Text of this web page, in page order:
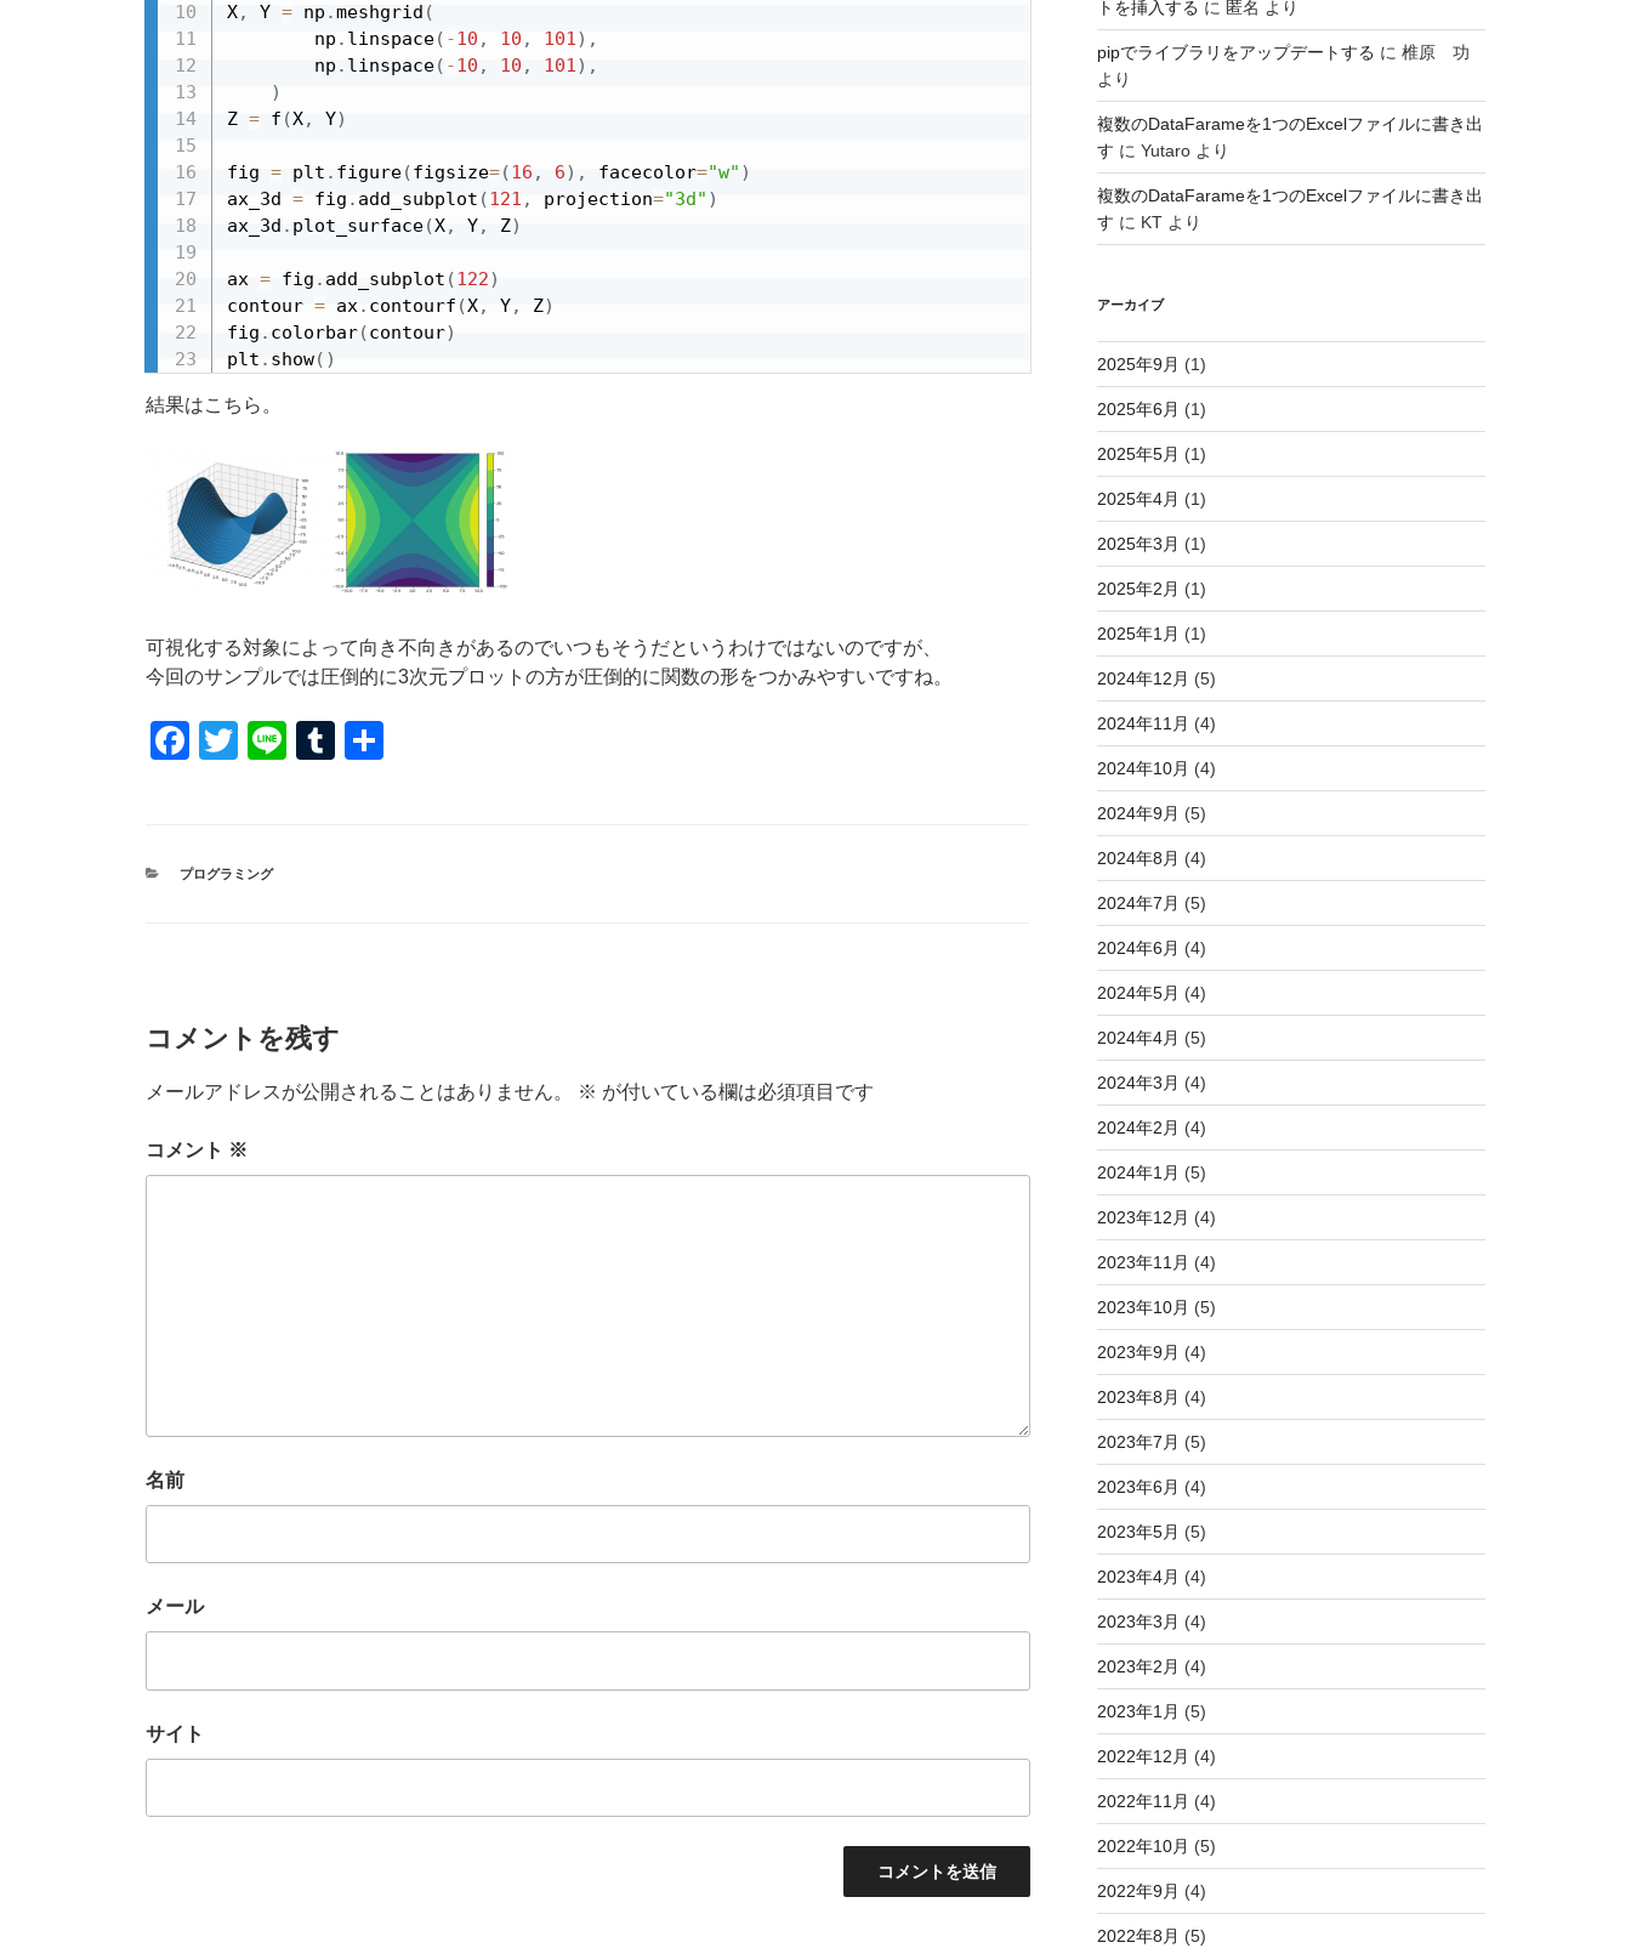
X, Y = np .meshgrid (
        np
. linspace( -10 , 10 , 101) ,
        np
. linspace( -10 , 10 , 101) ,
)
Z = f (X, Y)
fig = plt . figure(figsize=(16 , 6) , facecolor="w" )
ax_3d = fig . add_subplot (121 , projection="3d" )
ax_3d . plot_surface(X, Y, Z)
ax = fig . add_subplot (122)
contour = ax. contourf (X, Y, Z)
fig . colorbar(contour)
plt . show( )
結果はこちら。
可視化する対象によって向き不向きがあるのでいつもそうだというわけではないのですが、
今回のサンプルでは圧倒的に3次元プロットの方が圧倒的に関数の形をつかみやすいですね。
F
e
b
T
er
Li
T
カ
プログラミング
コメントを残す
メールアドレスが公開されることはありません。 ※ が付いている欄は必須項目です
コメント ※
名前
メール
サイト
トを挿入する に 匿名 より
pipでライブラリをアップデートする に 椎原 功
より
複数のDataFarameを1つのExcelファイルに書き出
す に Yutaroより
複数のDataFarameを1つのExcelファイルに書き出
す に KTより
アーカイブ
2025年9月 (1)
2025年6月 (1)
2025年5月 (1)
2025年4月 (1)
2025年3月 (1)
2025年2月 (1)
2025年1月 (1)
2024年12月 (5)
2024年11月 (4)
2024年10月 (4)
2024年9月 (5)
2024年8月 (4)
2024年7月 (5)
2024年6月 (4)
2024年5月 (4)
2024年4月 (5)
2024年3月 (4)
2024年2月 (4)
2024年1月 (5)
2023年12月 (4)
2023年11月 (4)
2023年10月 (5)
2023年9月 (4)
2023年8月 (4)
2023年7月 (5)
2023年6月 (4)
2023年5月 (5)
2023年4月 (4)
2023年3月 (4)
2023年2月 (4)
2023年1月 (5)
2022年12月 (4)
2022年11月 (4)
2022年10月 (5)
2022年9月 (4)
2022年8月 (5)